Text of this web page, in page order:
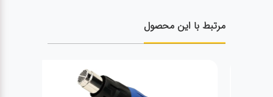
مرتبط با این محصول